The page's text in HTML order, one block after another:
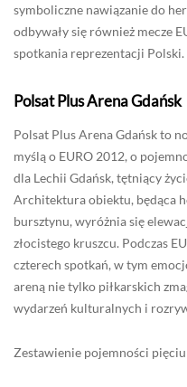
symboliczne nawiązanie do
odbywały się również mecze
spotkania reprezentacji Polski.
Polsat Plus Arena Gdańsk
Polsat Plus Arena Gdańsk to
myślą o EURO 2012, o
dla Lechii Gdańsk, tętniący
Architektura obiektu, będąca
bursztynu, wyróżnia się
złocistego kruszcu. Podczas
czterech spotkań, w tym
areną nie tylko piłkarskich
wydarzeń kulturalnych i
Zestawienie pojemności